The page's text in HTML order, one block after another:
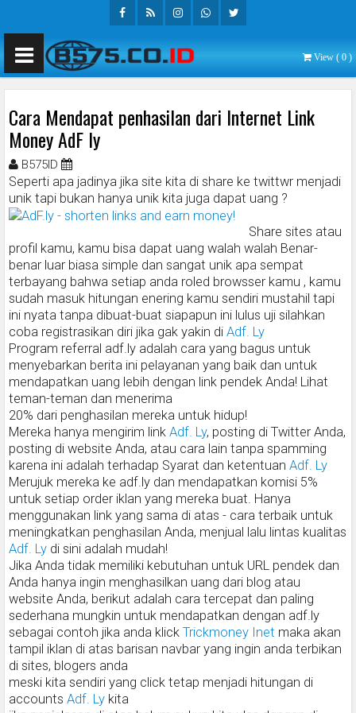
View ( 0 )
Cara Mendapat penhasilan dari Internet Link
Money AdF ly
B575ID
Seperti apa jadinya jika site kita di share ke twittwr menjadi
unik tapi bukan hanya unik kita juga dapat uang ?
Share sites atau
profil kamu, kamu bisa dapat uang walah walah Benar-
benar luar biasa simple dan sangat unik apa sempat
terbayang bahwa setiap anda roled browsser kamu , kamu
sudah masuk hitungan enering kamu sendiri mustahil tapi
ini nyata tanpa dibuat-buat siapapun ini lulus uji silahkan
coba registrasikan diri jika gak yakin di Adf. Ly
Program referral adf.ly adalah cara yang bagus untuk
menyebarkan berita ini pelayanan yang baik dan untuk
mendapatkan uang lebih dengan link pendek Anda! Lihat
teman-teman dan menerima
20% dari penghasilan mereka untuk hidup!
Mereka hanya mengirim link Adf. Ly, posting di Twitter Anda,
posting di website Anda, atau cara lain tanpa spamming
karena ini adalah terhadap Syarat dan ketentuan Adf. Ly
Merujuk mereka ke adf.ly dan mendapatkan komisi 5%
untuk setiap order iklan yang mereka buat. Hanya
menggunakan link yang sama di atas - cara terbaik untuk
meningkatkan penghasilan Anda, menjual lalu lintas kualitas
Adf. Ly di sini adalah mudah!
Jika Anda tidak memiliki kebutuhan untuk URL pendek dan
Anda hanya ingin menghasilkan uang dari blog atau
website Anda, berikut adalah cara tercepat dan paling
sederhana mungkin untuk mendapatkan dengan adf.ly
sebagai contoh jika anda klick Trickmoney Inet maka akan
tampil iklan di atas barisan navbar yang ingin anda terbikan
di sites, blogers anda
meski kita sendiri yang click tetap menjadi hitungan di
accounts Adf. Ly kita